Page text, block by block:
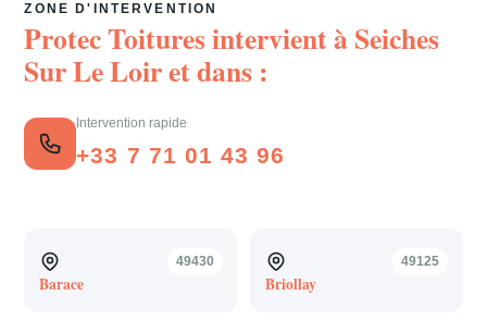
ZONE D'INTERVENTION
Protec Toitures intervient àSeiches
Sur Le Loiret dans :
Intervention rapide
+33 7 71 01 43 96
49430
Barace
49125
Briollay